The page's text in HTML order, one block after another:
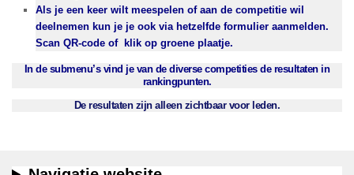
Als je een keer wilt meespelen of aan de competitie wil
deelnemen kun je je ook via hetzelfde formulier aanmelden.
Scan QR-code of klik op groene plaatje.
In de submenu’s vind je van de diverse competities de resultaten in
rankingpunten.
De resultaten zijn alleen zichtbaar voor leden.